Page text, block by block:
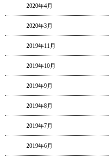
2020年4月
2020年3月
2019年11月
2019年10月
2019年9月
2019年8月
2019年7月
2019年6月